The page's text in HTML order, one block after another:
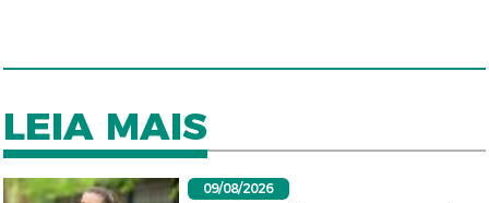
LEIA MAIS
09/08/2026